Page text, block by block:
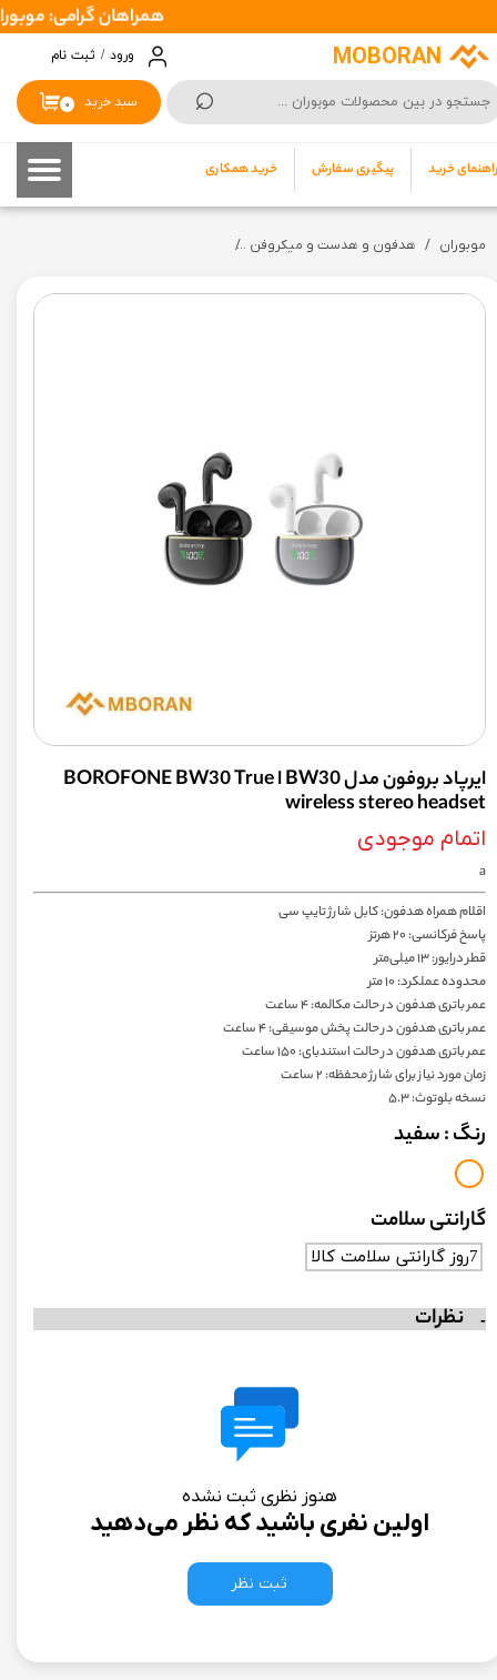
MOBORAN
⌕ ۰ سبد خرید
راهنمای خرید پیگیری سفارش خرید همکاری
ورود / ثبت نام
حساب کاربری من
تغییر گذر واژه
خروج از حساب کاربری
همراهان گرامی: موبوران سفارشات شما را در اسرع وقت ( 1
موبوران هدفون و هدست و میکروفن
ایرپاد بروفون مدل BW30 ا BOROFONE BW30 True
wireless stereo headset
اتمام موجودی
a
اقلام همراه هدفون: کابل شارژ تایپ سی
پاسخ فرکانسی: ۲۰ هرتز
قطر درایور: ۱۳ میلی‌متر
محدوده عملکرد: ۱۰ متر
عمر باتری هدفون در حالت مکالمه: ۴ ساعت
عمر باتری هدفون در حالت پخش موسیقی: ۴ ساعت
عمر باتری هدفون در حالت استندبای: ۱۵۰ ساعت
زمان مورد نیاز برای شارژ محفظه: ۲ ساعت
نسخه بلوتوث: ۵.۳
رنگ: سفید
گارانتی سلامت
7روز گارانتی سلامت کالا
نظرات
هنوز نظری ثبت نشده
اولین نفری باشید که نظر می‌دهید
ثبت نظر